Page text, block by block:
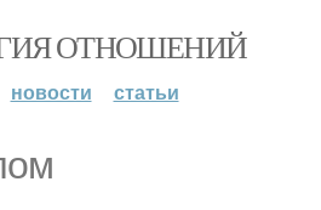
ОТНОШЕНИЙ
новости статьи